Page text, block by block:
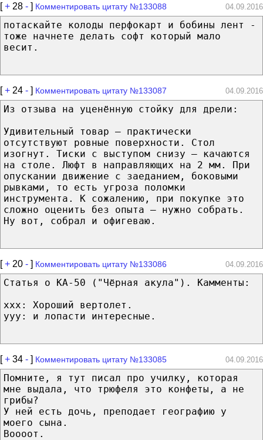
[+ 28 - ] Комментировать цитату №133088 04.09.2016
потаскайте колоды перфокарт и бобины лент -
тоже начнете делать софт который мало
весит.
[+ 24 - ] Комментировать цитату №133087 04.09.2016
Из отзыва на уценённую стойку для дрели:
Удивительный товар — практически
отсутствуют ровные поверхности. Стол
изогнут. Тиски с выступом снизу — качаются
на столе. Люфт в направляющих на 2 мм. При
опускании движение с заеданием, боковыми
рывками, то есть угроза поломки
инструмента. К сожалению, при покупке это
сложно оценить без опыта — нужно собрать.
Ну вот, собрал и офигеваю.
[+ 20 - ] Комментировать цитату №133086 04.09.2016
Статья о КА-50 ("Чёрная акула"). Камменты:
xxx: Хороший вертолет.
yyy: и лопасти интересные.
[+ 34 - ] Комментировать цитату №133085 04.09.2016
Помните, я тут писал про училку, которая
мне выдала, что трюфеля это конфеты, а не
грибы?
У ней есть дочь, преподает географию у
моего сына.
Воооот.